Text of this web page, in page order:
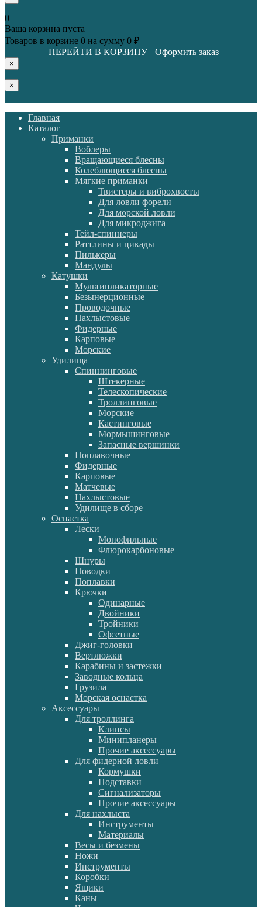
0
Ваша корзина пуста
Товаров в корзине 0 на сумму 0 ₽
ПЕРЕЙТИ В КОРЗИНУ
Оформить заказ
×
×
Главная
Каталог
Приманки
Воблеры
Вращающиеся блесны
Колеблющиеся блесны
Мягкие приманки
Твистеры и виброхвосты
Для ловли форели
Для морской ловли
Для микроджига
Тейл-спиннеры
Раттлины и цикады
Пилькеры
Мандулы
Катушки
Мультипликаторные
Безынерционные
Проводочные
Нахлыстовые
Фидерные
Карповые
Морские
Удилища
Спиннинговые
Штекерные
Телескопические
Троллинговые
Морские
Кастинговые
Мормышинговые
Запасные вершинки
Поплавочные
Фидерные
Карповые
Матчевые
Нахлыстовые
Удилище в сборе
Оснастка
Лески
Монофильные
Флюрокарбоновые
Шнуры
Поводки
Поплавки
Крючки
Одинарные
Двойники
Тройники
Офсетные
Джиг-головки
Вертлюжки
Карабины и застежки
Заводные кольца
Грузила
Морская оснастка
Аксессуары
Для троллинга
Клипсы
Минипланеры
Прочие аксессуары
Для фидерной ловли
Кормушки
Подставки
Сигнализаторы
Прочие аксессуары
Для нахлыста
Инструменты
Материалы
Весы и безмены
Ножи
Инструменты
Коробки
Ящики
Каны